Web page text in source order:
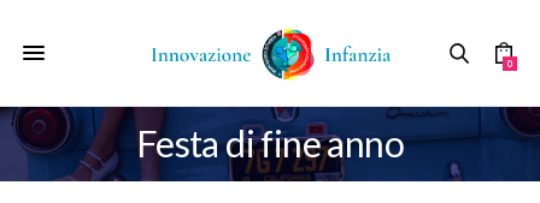
0
Festa di fine anno